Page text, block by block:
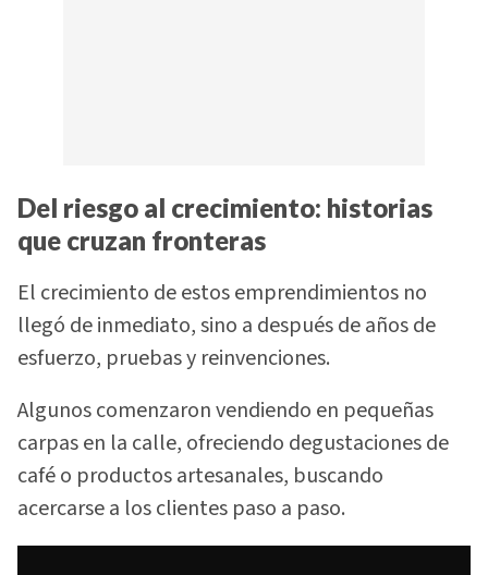
Del riesgo al crecimiento: historias
que cruzan fronteras
El crecimiento de estos emprendimientos no
llegó de inmediato, sino a después de años de
esfuerzo, pruebas y reinvenciones.
Algunos comenzaron vendiendo en pequeñas
carpas en la calle, ofreciendo degustaciones de
café o productos artesanales, buscando
acercarse a los clientes paso a paso.